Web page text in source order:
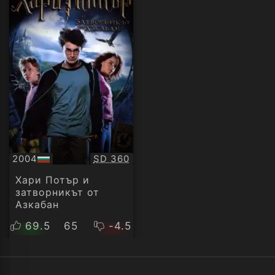
2004
БГ
аудио
Качество:
SD 360
Хари Потър и
затворникът от
Азкабан
69.5
65 -4.5